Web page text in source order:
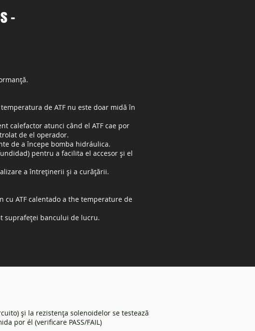
-
de ATF nu este doar midă în
calefactor atunci când el ATF cae por
de el operador.
de a începe bomba hidráulica.
pentru a facilita el accesor și el
a întreținerii și a curățării.
ATF calentado a the temperature de
suprafeței bancului de lucru.
și la rezistența solenoidelor se testează
por él (verificare PASS/FAIL)